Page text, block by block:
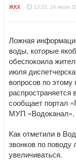
ЖКХ 13:33, 24 июля
Ложная
воды, которые
обеспокоила
июля
вопросов по
сообщает портал
МУП «Водоканал».
Как отметили в
звонков по
увеличиваться.